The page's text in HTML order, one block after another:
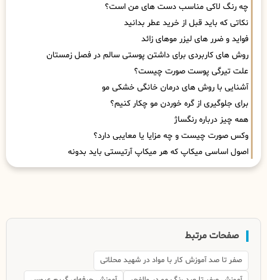
چه رنگ لاکی مناسب دست های من است؟
نکاتی که باید قبل از خرید عطر بدانید
فواید و ضرر های لیزر موهای زائد
روش های کاربردی برای داشتن پوستی سالم در فصل زمستان
علت تیرگی پوست صورت چیست؟
آشنایی با روش های درمان خانگی خشکی مو
برای جلوگیری از گره خوردن مو چکار کنیم؟
همه چیز درباره رنگساژ
وکس صورت چیست و چه مزایا یا معایبی دارد؟
اصول اساسی میکاپ که هر میکاپ آرتیستی باید بدونه
صفحات مرتبط
صفر تا صد آموزش کار با مواد در شهید محلاتی